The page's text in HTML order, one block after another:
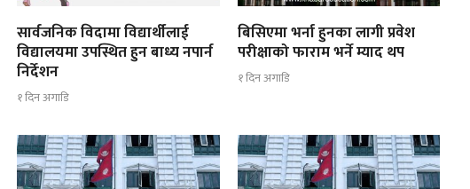
सार्वजनिक विदामा विद्यार्थीलाई
विद्यालयमा उपस्थित हुन बाध्य नपार्न
निर्देशन
१ दिन अगाडि
बिसिएमा भर्ना हुनका लागी प्रवेश
परीक्षाको फाराम भर्ने म्याद थप
१ दिन अगाडि